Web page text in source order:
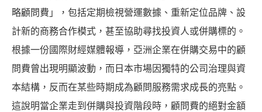
略顧問費」，包括定期檢視營運數據、重新定位品牌、設
計新的商務合作模式，甚至協助尋找投資人或併購標的。
根據一份國際財經媒體報導，亞洲企業在併購交易中的顧
問費曾出現明顯波動，而日本市場因獨特的公司治理與資
本結構，反而在某些時期成為顧問服務需求成長的亮點。
這說明當企業走到併購與投資階段時，顧問費的絕對金額